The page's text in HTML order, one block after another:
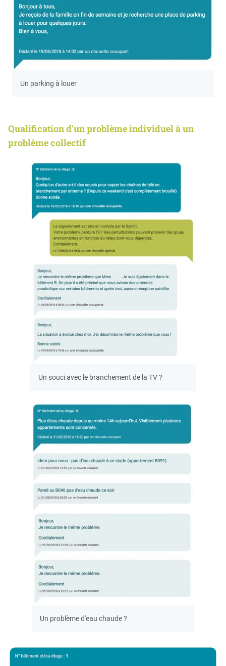
Un parking à louer
Qualification d'un problème individuel à un
problème collectif
Un souci avec le branchement de la TV ?
Un problème d'eau chaude ?